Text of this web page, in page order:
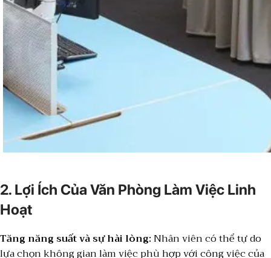
2. Lợi Ích Của Văn Phòng Làm Việc Linh
Hoạt
Tăng năng suất và sự hài lòng:Nhân viên có thể tự do
lựa chọn không gian làm việc phù hợp với công việc của